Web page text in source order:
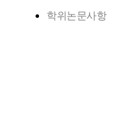
학위논문사항